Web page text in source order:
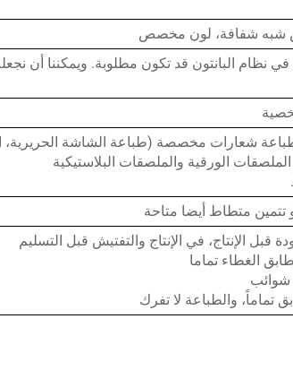
شبه شفافة، لون مخصص
في نظام البانتون قد تكون مطلوبة. ويمكننا أن
شعارات مخصصة (طباعة الشاشة الحريرية،
الورقية والملصقات البلاستيكية
تتمين متطاط أيضا متاحة
قبل الإنتاج، في الإنتاج والتفتيش قبل التسليم
الغطاء تماما
شوائب
تماماً، والطباعة لا تفرك